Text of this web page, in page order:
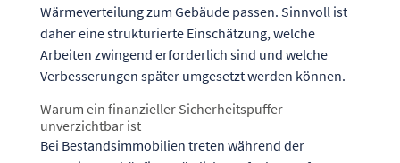
Wärmeverteilung zum Gebäude passen. Sinnvoll ist
daher eine strukturierte Einschätzung, welche
Arbeiten zwingend erforderlich sind und welche
Verbesserungen später umgesetzt werden können.
Warum ein finanzieller Sicherheitspuffer
unverzichtbar ist
Bei Bestandsimmobilien treten während der